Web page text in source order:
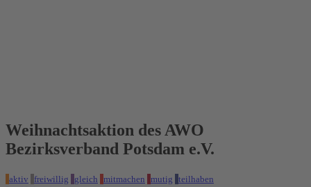
❄
❄
❄
❄ ❄ ❄
❄
Weihnachtsaktion des AWO
Bezirksverband Potsdam e.V.
aktiv freiwillig gleich mitmachen mutig teilhaben